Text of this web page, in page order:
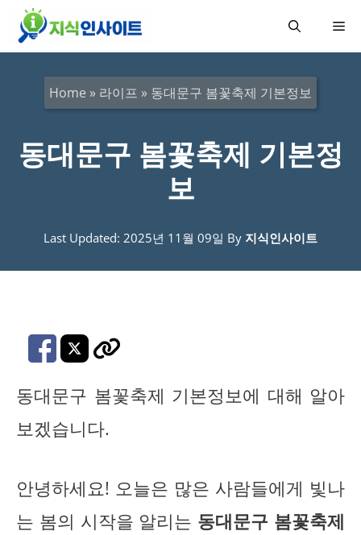
메
Home » 라이프 » 동대문구 봄꽃축제 기본정보
동대문구 봄꽃축제 기본정
보
Last Updated: 2025년 11월 09일 By 지식인사이트
동대문구 봄꽃축제 기본정보에 대해 알아
보겠습니다.
안녕하세요! 오늘은 많은 사람들에게 빛나
는 봄의 시작을 알리는 동대문구 봄꽃축제